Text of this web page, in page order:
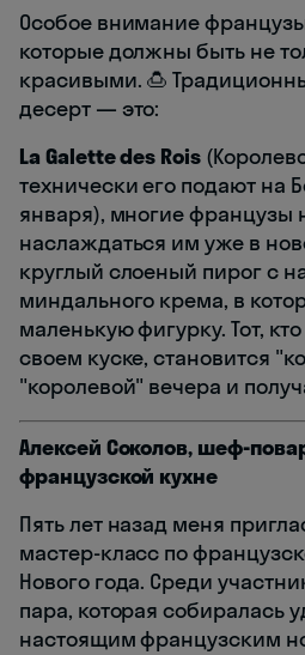
Особое внимание
которые должны быть не
красивыми. 🍮
десерт — это:
La Galette des Rois
технически его подают на
января), многие французы
наслаждаться им уже в
круглый слоеный пирог с
миндального крема, в
маленькую фигурку. Тот,
своем куске, становится
"королевой" вечера и
Алексей Соколов, шеф-
французской кухне
Пять лет назад меня
мастер-класс по
Нового года. Среди
пара, которая собиралась
настоящим французским